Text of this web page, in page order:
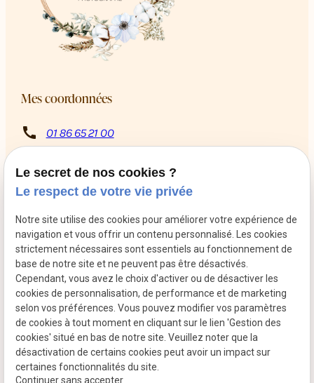
Mes coordonnées
call 01 86 65 21 00
8 Rue Rabutin Chantal
13009 Marseille
Du mardi au samedi de 10h à 12h puis de 14h à 18h
Retrouvez-moi sur les réseaux sociaux
Mentions légales
Politique de confidentialité
Plan du site
Gestion des cookies
Le secret de nos cookies ?
Le respect de votre vie privée
Notre site utilise des cookies pour améliorer votre expérience de
navigation et vous offrir un contenu personnalisé. Les cookies
strictement nécessaires sont essentiels au fonctionnement de
base de notre site et ne peuvent pas être désactivés.
Cependant, vous avez le choix d'activer ou de désactiver les
cookies de personnalisation, de performance et de marketing
selon vos préférences. Vous pouvez modifier vos paramètres
de cookies à tout moment en cliquant sur le lien 'Gestion des
cookies' situé en bas de notre site. Veuillez noter que la
désactivation de certains cookies peut avoir un impact sur
certaines fonctionnalités du site.
Continuer sans accepter